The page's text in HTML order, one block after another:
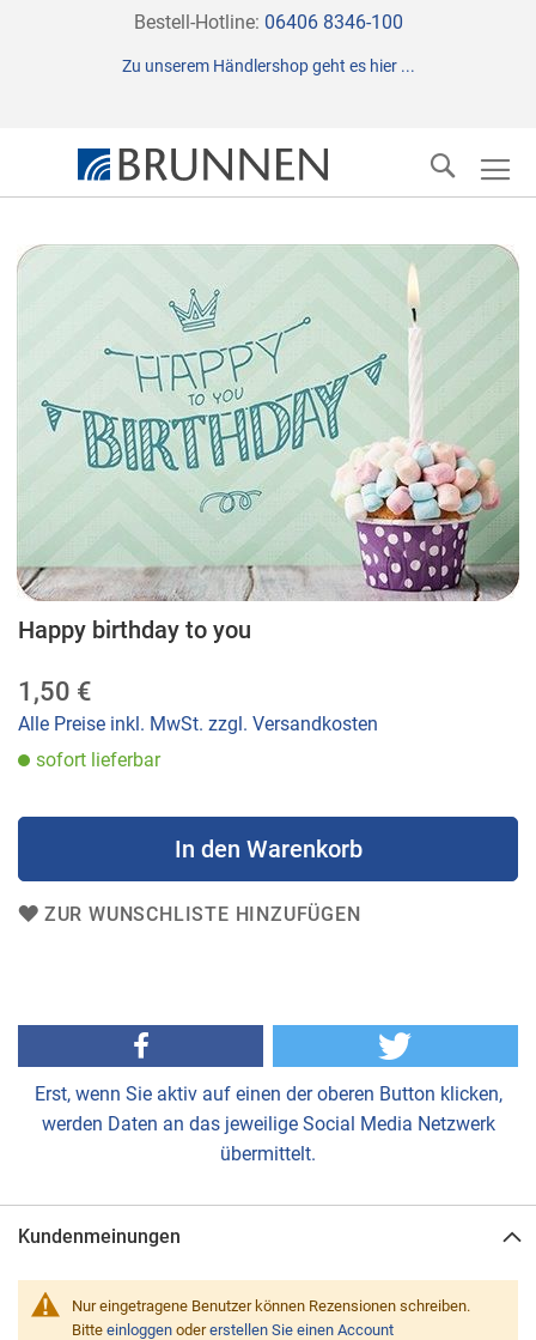
Direkt
Inhalt
Bestell-Hotline: 06406 8346-100
Zu unserem Händlershop geht es hier ...
Suche
Happy birthday to you
1,50 €
Alle Preise inkl. MwSt. zzgl. Versandkosten
sofort lieferbar
In den Warenkorb
ZUR WUNSCHLISTE HINZUFÜGEN
Erst, wenn Sie aktiv auf einen der oberen Button klicken,
werden Daten an das jeweilige Social Media Netzwerk
übermittelt.
Kundenmeinungen
Nur eingetragene Benutzer können Rezensionen schreiben.
Bitte einloggen odererstellen Sie einen Account